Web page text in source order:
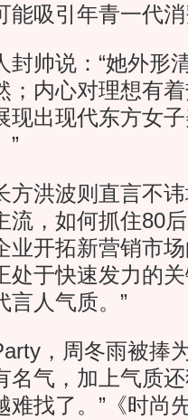
能吸引年青一代
帅说：“她外形
；内心对理想有
现出现代东方女
”
洪波则直言不讳
流，如何抓住80
业开拓新营销市
处于快速发力的
言人气质。”
，周冬雨被捧
名气，加上气质
难找了。”《时尚